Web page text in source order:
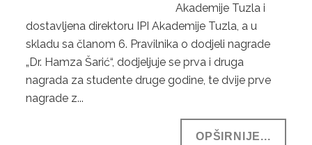
Akademije Tuzla i
dostavljena direktoru IPI Akademije Tuzla, a u
skladu sa članom 6. Pravilnika o dodjeli nagrade
„Dr. Hamza Šarić“, dodjeljuje se prva i druga
nagrada za studente druge godine, te dvije prve
nagrade z...
OPŠIRNIJE...